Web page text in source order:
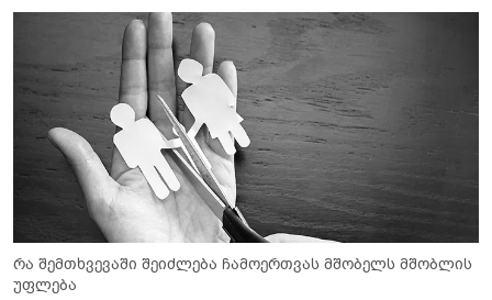
რა შემთხვევაში შეიძლება ჩამოერთვას მშობელს მშობლის
უფლება